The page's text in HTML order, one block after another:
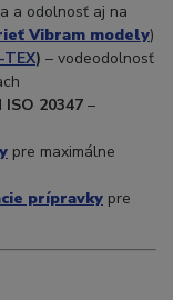
a odolnosť aj na
Vibram modely)
TEX) – vodeodolnosť
ISO 20347 –
pre maximálne
prípravky pre